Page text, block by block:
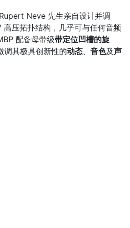
Neve 先生亲自设计并调
压拓扑结构，几乎可与任何音频
配备母带级带定位凹槽的旋
调其极具创新性的动态、 音色及声